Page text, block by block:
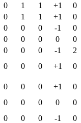
0 1 1 +1
0
0 1 1 +1
0
0 0 0 -1
0
0 0 0 0
0
0 0 0 -1
2
0 0 0 +1 0
0 0 0 +1
0
0 0 0 0
0
0 0 0 -1 0